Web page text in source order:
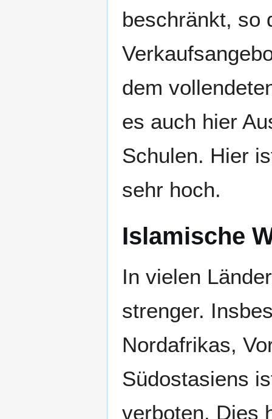
beschränkt, so
dem
es auch hier
Schulen. Hier
sehr hoch.
Islamische
In vielen
strenger.
Nordafrikas,
Südostasiens
verboten. Dies